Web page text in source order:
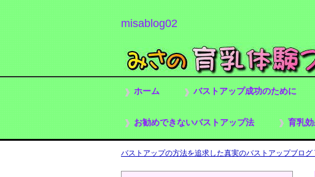
misablog02
ホーム バストアップ成功のために
お勧めできないバストアップ法 育乳
バストアップの方法を追求した真実のバストアップブログ